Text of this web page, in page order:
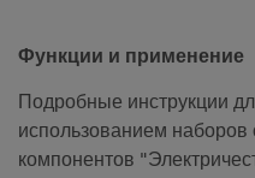
Функции и применение
Подробные инструкции
использованием
компонентов